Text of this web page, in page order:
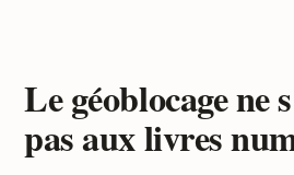
Le géoblocage ne
pas aux livres